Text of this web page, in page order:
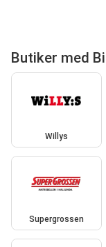
Butiker med
Willys
Supergrossen